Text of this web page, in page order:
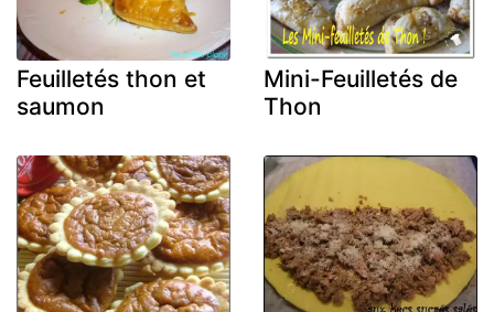
Feuilletés thon et
saumon
Mini-Feuilletés de
Thon